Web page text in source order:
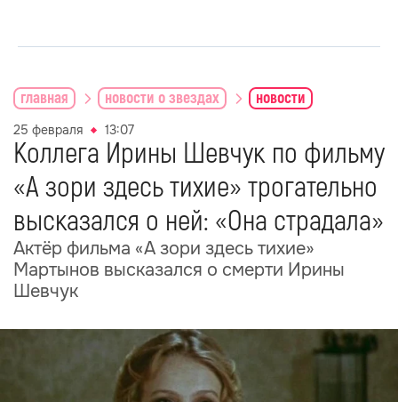
главная новости о звездах новости
25 февраля 13:07
Коллега Ирины Шевчук по фильму
«А зори здесь тихие» трогательно
высказался о ней: «Она страдала»
Актёр фильма «А зори здесь тихие»
Мартынов высказался о смерти Ирины
Шевчук